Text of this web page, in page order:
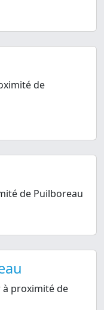
de
de Puilboreau
à proximité de